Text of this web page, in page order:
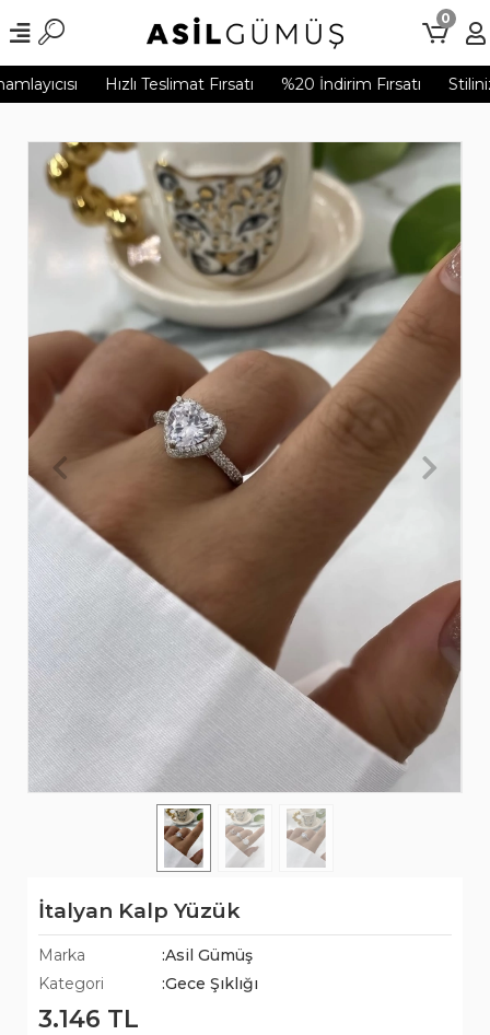
Hızlı Teslimat Fırsatı %20 İndirim Fırsatı
0
İtalyan Kalp Yüzük
Marka
:Asil Gümüş
Kategori
:Gece Şıklığı
3.146 TL